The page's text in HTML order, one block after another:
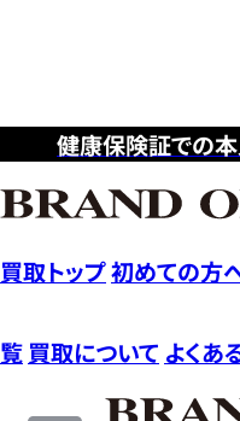
健康保険証での
買取トップ初めての方
覧 買取について よくあ